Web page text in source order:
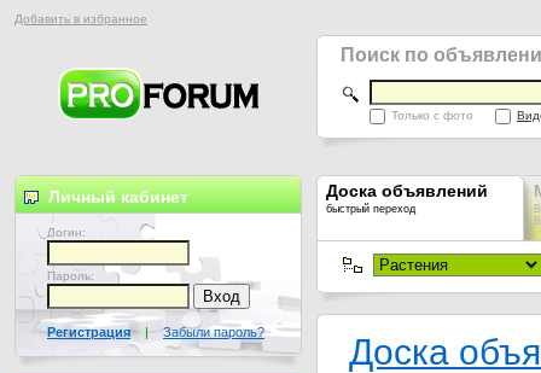
Добавить в избранное
Поиск по
Только с фото
Доска объявлений
быстрый переход
Доска
Личный кабинет
Логин:
Пароль:
Регистрация | Забыли пароль?